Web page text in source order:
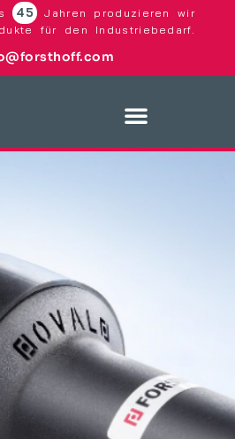
45
Jahren produzieren wir
für den Industriebedarf.